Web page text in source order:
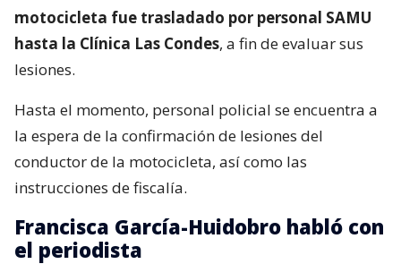
motocicleta fue trasladado por personal SAMU
hasta la Clínica Las Condes, a fin de evaluar sus
lesiones.
Hasta el momento, personal policial se encuentra a
la espera de la confirmación de lesiones del
conductor de la motocicleta, así como las
instrucciones de fiscalía.
Francisca García-Huidobro habló con
el periodista